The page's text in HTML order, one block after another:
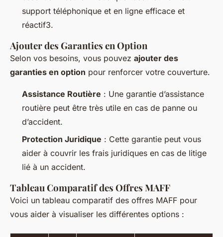
support téléphonique et en ligne efficace et
réactif3.
Ajouter des Garanties en Option
Selon vos besoins, vous pouvez ajouter des
garanties en option pour renforcer votre couverture.
Assistance Routière : Une garantie d’assistance
routière peut être très utile en cas de panne ou
d’accident.
Protection Juridique : Cette garantie peut vous
aider à couvrir les frais juridiques en cas de litige
lié à un accident.
Tableau Comparatif des Offres MAFF
Voici un tableau comparatif des offres MAFF pour
vous aider à visualiser les différentes options :